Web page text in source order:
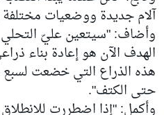
آلام جديدة ووضعيات
وأضاف: "سيتعين عليّ التحلي
الهدف الآن هو إعادة بناء
هذه الذراع التي خضعت
حتى الكتف".
وأكمل: "إذا اضطررت